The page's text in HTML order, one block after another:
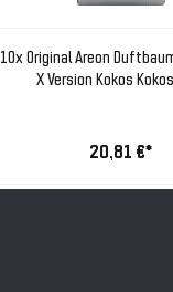
10x Original Areon
X Version Kokos
20,81 €*